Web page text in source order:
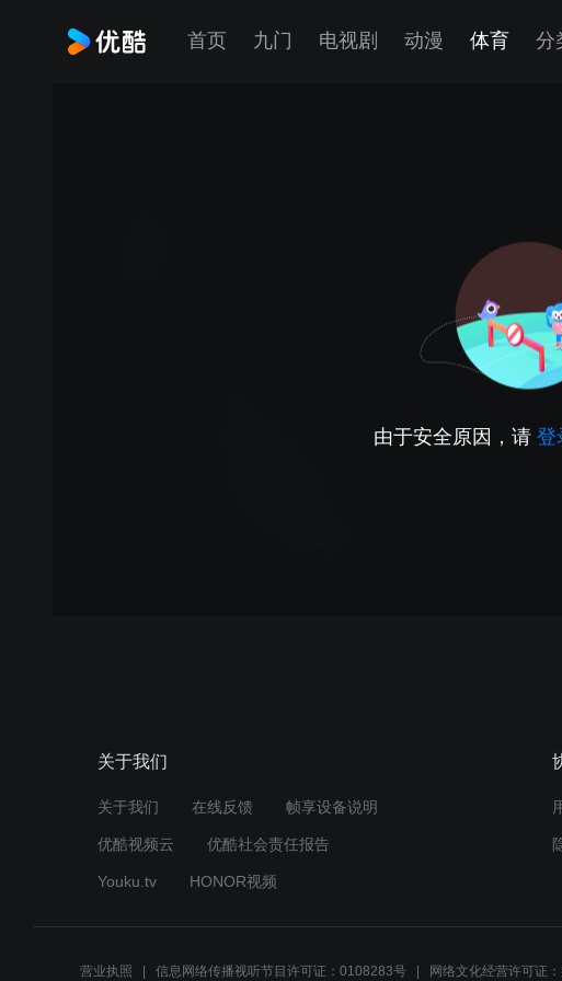
首页 九门 电视剧 动漫 体育 分
由于安全原因，请 登
关于我们
关于我们 在线反馈 帧享设备说明
优酷视频云 优酷社会责任报告
Youku.tv HONOR视频
营业执照 信息网络传播视听节目许可证：0108283号 网络文化经营许可证